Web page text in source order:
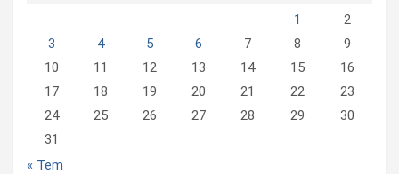
1
2
3
4 5 6 7 8
9
10
11 12 13 14 15
16
17
18 19 20 21 22
23
24
25 26 27 28 29
30
31
« Tem